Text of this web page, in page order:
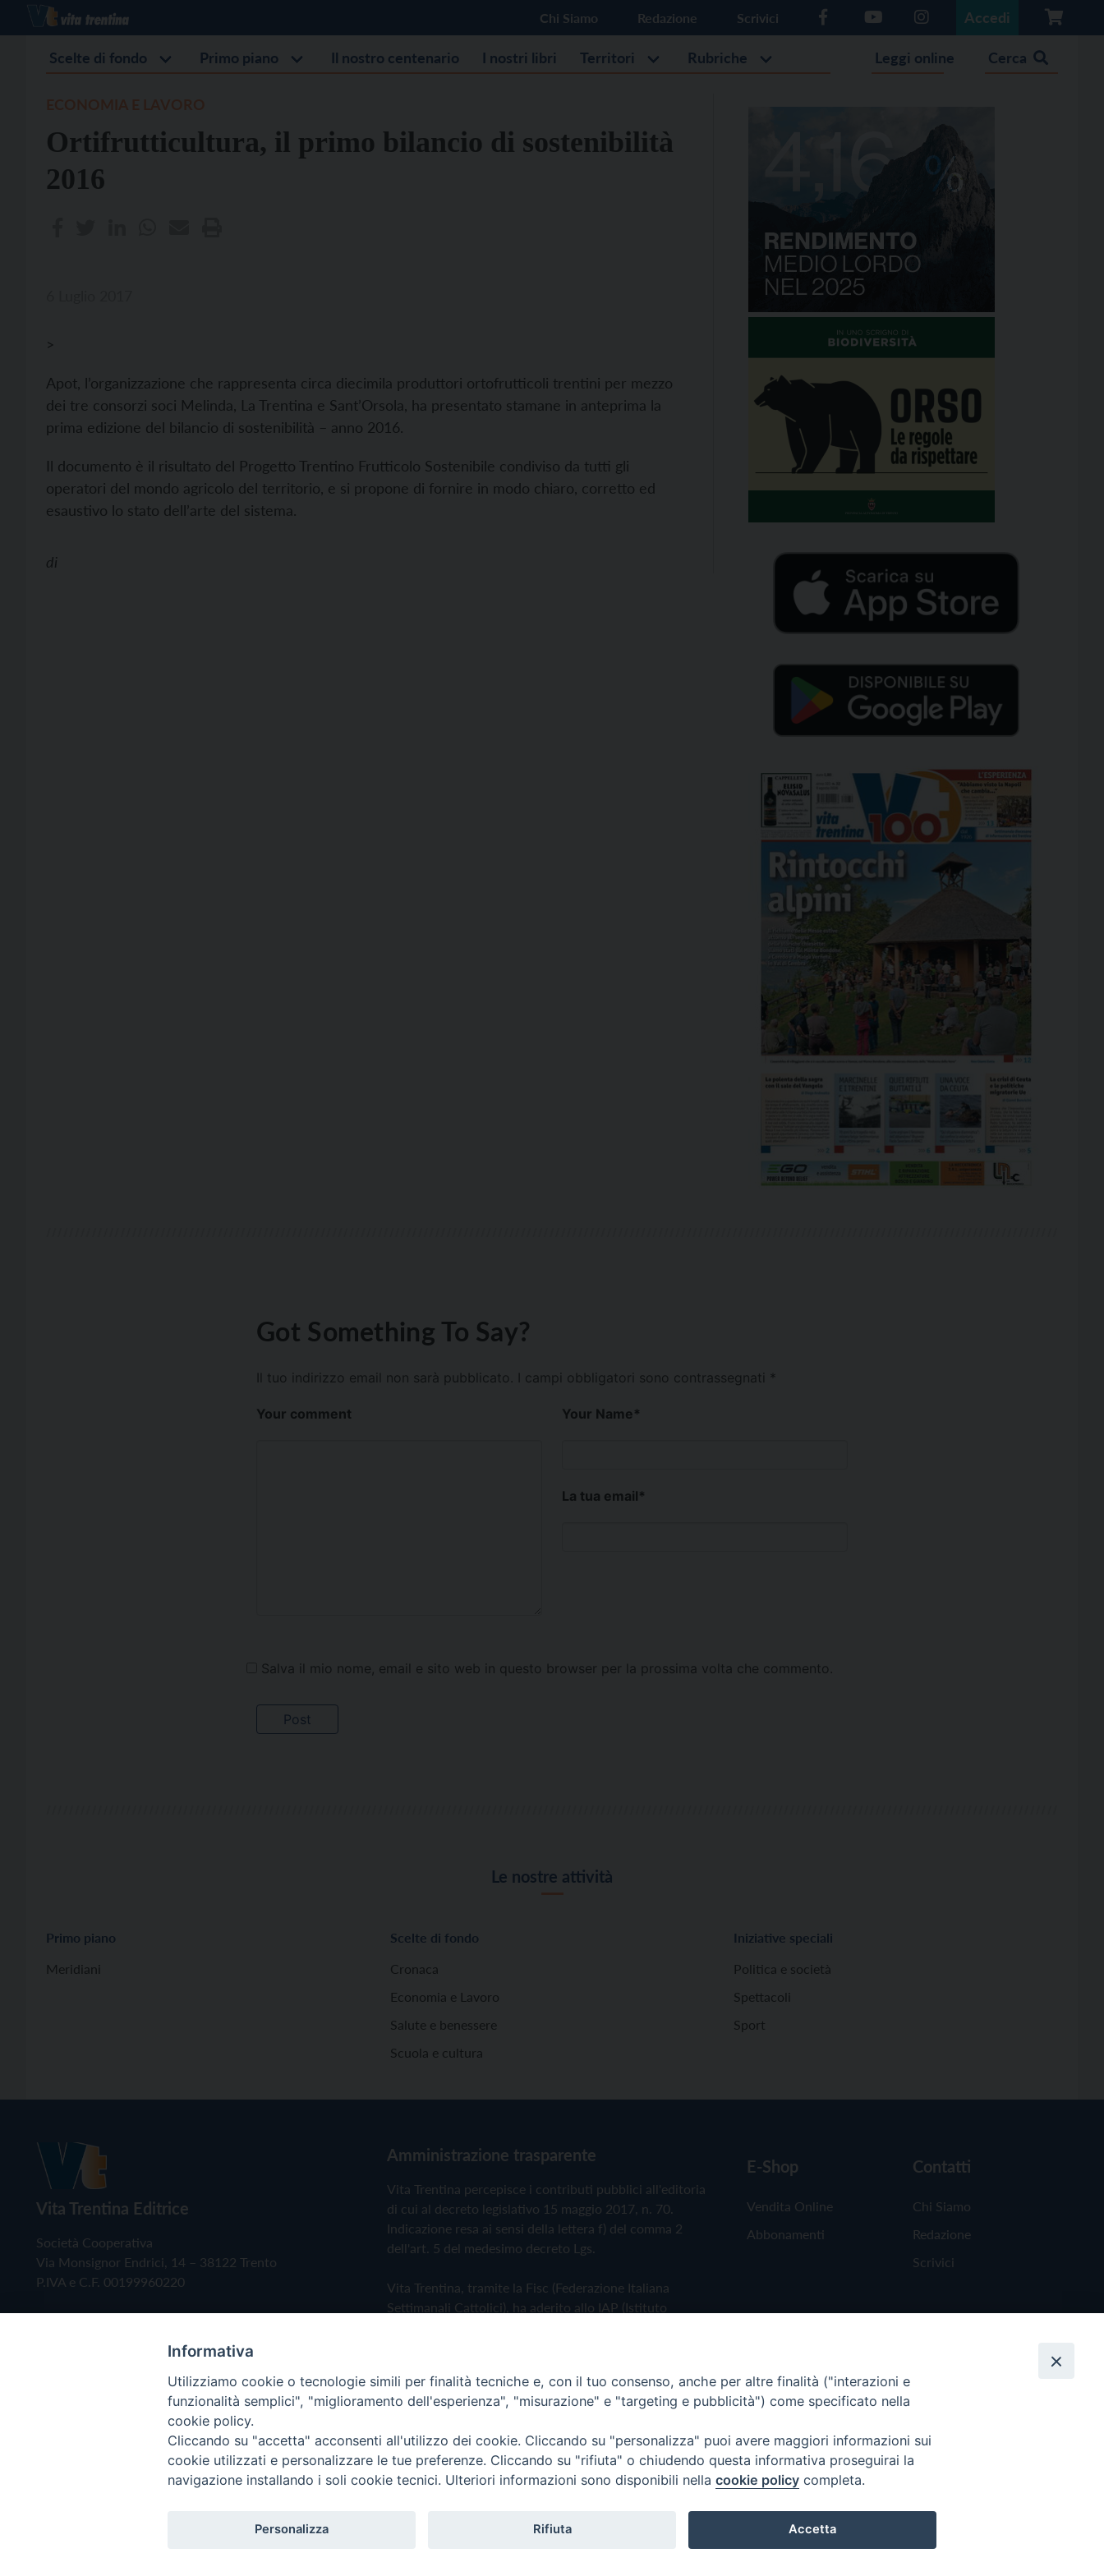
Chi Siamo Redazione Scrivici Accedi
Scelte di fondo Primo piano Il nostro centenario I nostri libri Territori Rubriche Leggi online Cerca
Ortifrutticultura, il primo bilancio di sostenibilità
2016
>
Apot, l’organizzazione che rappresenta circa diecimila produttori ortofrutticoli trentini per mezzo
dei tre consorzi soci Melinda, La Trentina e Sant’Orsola, ha presentato stamane in anteprima la
prima edizione del bilancio di sostenibilità – anno 2016.
Il documento è il risultato del Progetto Trentino Frutticolo Sostenibile condiviso da tutti gli
operatori del mondo agricolo del territorio, e si propone di fornire in modo chiaro, corretto ed
esaustivo lo stato dell’arte del sistema.
di
Got Something To Say?
Il tuo indirizzo email non sarà pubblicato. I campi obbligatori sono contrassegnati *
Your comment Your Name*
La tua email*
Salva il mio nome, email e sito web in questo browser per la prossima volta che commento.
Le nostre attività
Primo piano
Meridiani
Scelte di fondo
Cronaca
Economia e Lavoro
Salute e benessere
Scuola e cultura
Iniziative speciali
Politica e società
Spettacoli
Sport
Vita Trentina Editrice
Società Cooperativa
Via Monsignor Endrici, 14 – 38122 Trento
P.IVA e C.F. 00199960220
Amministrazione trasparente
Vita Trentina percepisce i contributi pubblici all'editoria
di cui al decreto legislativo 15 maggio 2017, n. 70.
Indicazione resa ai sensi della lettera f) del comma 2
dell'art. 5 del medesimo decreto Lgs.
Vita Trentina, tramite la Fisc (Federazione Italiana
Settimanali Cattolici), ha aderito allo IAP (Istituto
Privacy Policy Cookie Policy
E-Shop
Vendita Online
Abbonamenti
Contatti
Chi Siamo
Redazione
Scrivici
Copyright © 2019 - Tutti i diritti riservati - Vita Trentina Editrice
Informativa
Utilizziamo cookie o tecnologie simili per finalità tecniche e, con il tuo consenso, anche per altre finalità ("interazioni e
funzionalità semplici", "miglioramento dell'esperienza", "misurazione" e "targeting e pubblicità") come specificato nella
cookie policy.
Cliccando su "accetta" acconsenti all'utilizzo dei cookie. Cliccando su "personalizza" puoi avere maggiori informazioni sui
cookie utilizzati e personalizzare le tue preferenze. Cliccando su "rifiuta" o chiudendo questa informativa proseguirai la
navigazione installando i soli cookie tecnici. Ulteriori informazioni sono disponibili nella cookie policy completa.
Personalizza Rifiuta Accetta